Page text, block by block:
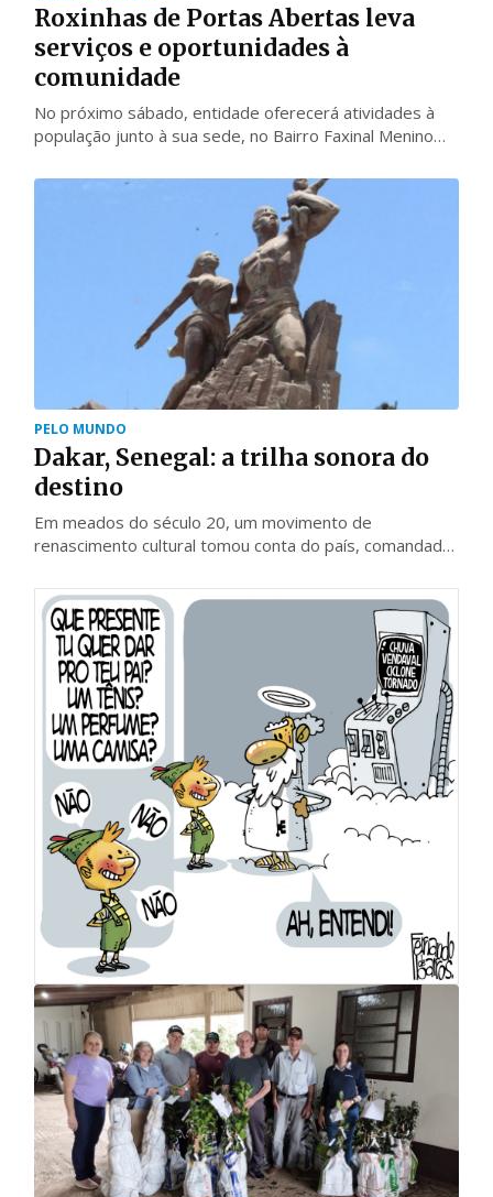
Roxinhas de Portas Abertas leva
serviços e oportunidades à
comunidade
No próximo sábado, entidade oferecerá atividades à
população junto à sua sede, no Bairro Faxinal Menino
PELO MUNDO
Dakar, Senegal: a trilha sonora do
destino
Em meados do século 20, um movimento de
renascimento cultural tomou conta do país, comandado